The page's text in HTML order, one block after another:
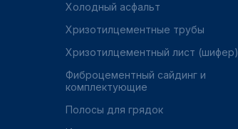
Холодный асфальт
Хризотилцементные трубы
Хризотилцементный лист (шифер)
Фиброцементный сайдинг и
комплектующие
Полосы для грядок